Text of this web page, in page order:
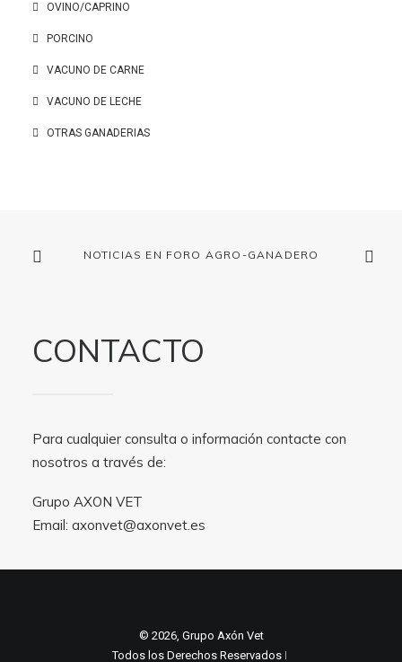
OVINO/CAPRINO
PORCINO
VACUNO DE CARNE
VACUNO DE LECHE
OTRAS GANADERIAS
NOTICIAS EN FORO AGRO-GANADERO
CONTACTO
Para cualquier consulta o información contacte con
nosotros a través de:
Grupo AXON VET
Email: axonvet@axonvet.es
© 2026, Grupo Axón Vet
Todos los Derechos Reservados ǀ